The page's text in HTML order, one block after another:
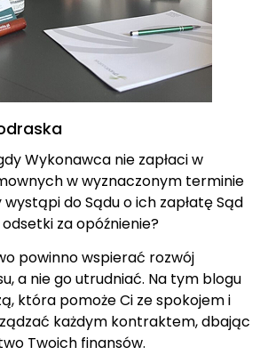
Wykonawca nie zapłaci w
w wyznaczonym terminie
do Sądu o ich zapłatę Sąd
za opóźnienie?
powinno wspierać rozwój
a nie go utrudniać. Na tym blogu
która pomoże Ci ze spokojem i
każdym kontraktem, dbając
Twoich finansów.